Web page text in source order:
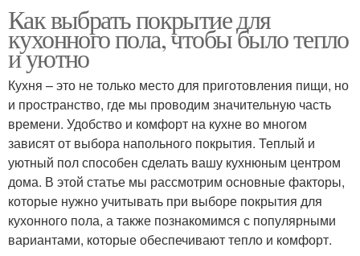
Как выбрать покрытие для
кухонного пола, чтобы было тепло
и уютно
Кухня – это не только место для приготовления пищи, но
и пространство, где мы проводим значительную часть
времени. Удобство и комфорт на кухне во многом
зависят от выбора напольного покрытия. Теплый и
уютный пол способен сделать вашу кухнюным центром
дома. В этой статье мы рассмотрим основные факторы,
которые нужно учитывать при выборе покрытия для
кухонного пола, а также познакомимся с популярными
вариантами, которые обеспечивают тепло и комфорт.